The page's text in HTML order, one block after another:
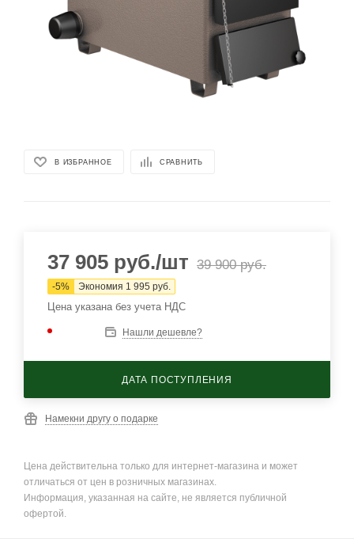
В ИЗБРАННОЕ СРАВНИТЬ
37 905 руб./шт 39 900руб.
-5% Экономия 1 995 руб.
Цена указана без учета НДС
Нашли дешевле?
ДАТА ПОСТУПЛЕНИЯ
Намекни другу о подарке
Цена действительна только для интернет-магазина и может
отличаться от цен в розничных магазинах.
Информация, указанная на сайте, не является публичной
офертой.